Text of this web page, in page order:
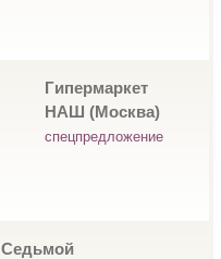
Гипермаркет
НАШ (Москва)
спецпредложение
Седьмой